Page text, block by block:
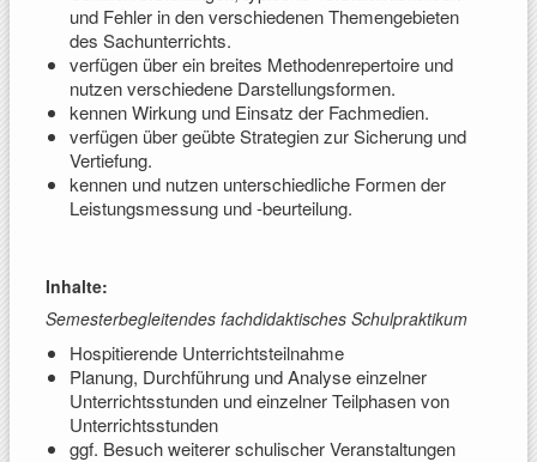
und Fehler in den verschiedenen Themengebieten
des Sachunterrichts.
verfügen über ein breites Methodenrepertoire und
nutzen verschiedene Darstellungsformen.
kennen Wirkung und Einsatz der Fachmedien.
verfügen über geübte Strategien zur Sicherung und
Vertiefung.
kennen und nutzen unterschiedliche Formen der
Leistungsmessung und -beurteilung.
Inhalte:
Semesterbegleitendes fachdidaktisches Schulpraktikum
Hospitierende Unterrichtsteilnahme
Planung, Durchführung und Analyse einzelner
Unterrichtsstunden und einzelner Teilphasen von
Unterrichtsstunden
ggf. Besuch weiterer schulischer Veranstaltungen